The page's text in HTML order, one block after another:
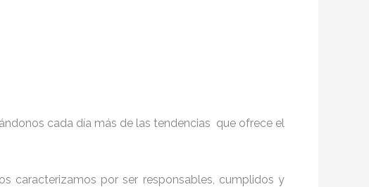
cada día más de las tendencias que ofrece el
caracterizamos por ser responsables, cumplidos y